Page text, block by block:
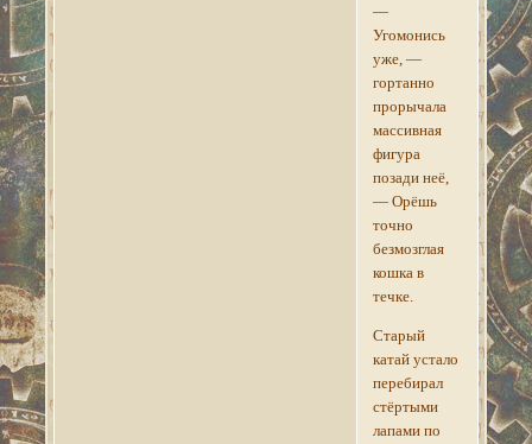
—
Угомонись
уже, —
гортанно
прорычала
массивная
фигура
позади неё,
— Орёшь
точно
безмозглая
кошка в
течке.
Старый
катай устало
перебирал
стёртыми
лапами по